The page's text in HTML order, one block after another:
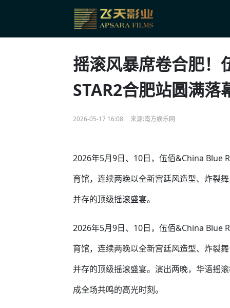
摇滚风暴席卷合肥
STAR2合肥站圆满落
2026-05-17 16:08 来源:南方娱乐网
2026年5月9日、10日，伍佰&China Blue
育馆，连续两晚以全新宫廷风造型、炸裂
并存的顶级摇滚盛宴。
2026年5月9日、10日，伍佰&China Blue
育馆，连续两晚以全新宫廷风造型、炸裂
并存的顶级摇滚盛宴。演出两晚，华语摇
成全场共鸣的高光时刻。